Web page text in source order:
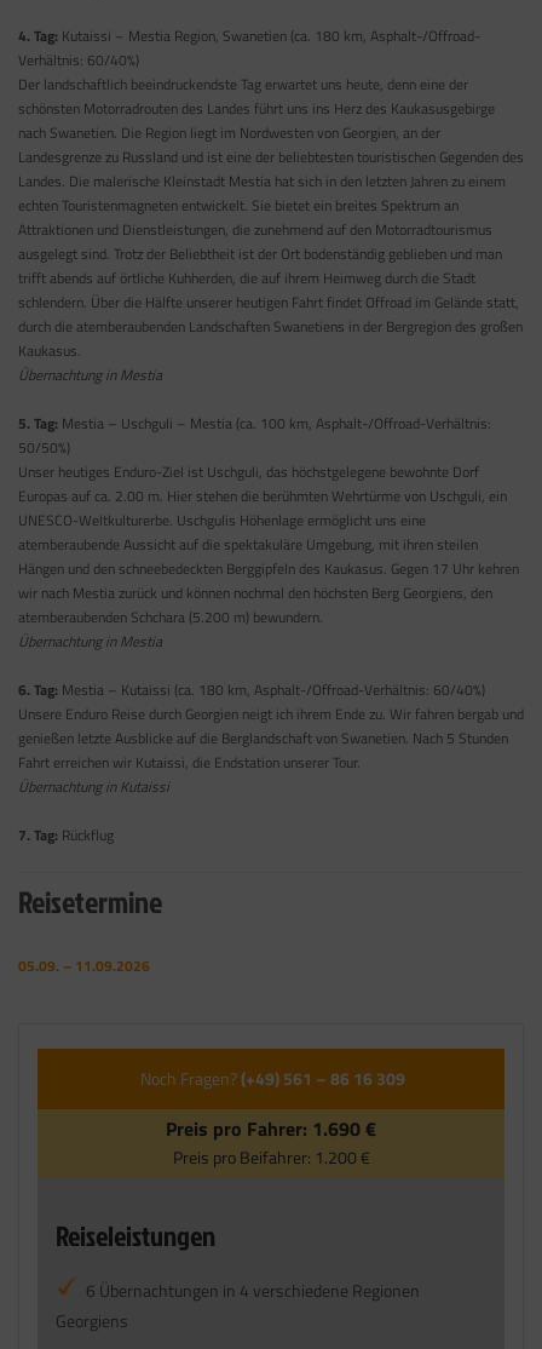
4. Tag: Kutaissi – Mestia Region, Swanetien (ca. 180 km, Asphalt-/Offroad-
Verhältnis: 60/40%)
Der landschaftlich beeindruckendste Tag erwartet uns heute, denn eine der
schönsten Motorradrouten des Landes führt uns ins Herz des Kaukasusgebirge
nach Swanetien. Die Region liegt im Nordwesten von Georgien, an der
Landesgrenze zu Russland und ist eine der beliebtesten touristischen Gegenden des
Landes. Die malerische Kleinstadt Mestia hat sich in den letzten Jahren zu einem
echten Touristenmagneten entwickelt. Sie bietet ein breites Spektrum an
Attraktionen und Dienstleistungen, die zunehmend auf den Motorradtourismus
ausgelegt sind. Trotz der Beliebtheit ist der Ort bodenständig geblieben und man
trifft abends auf örtliche Kuhherden, die auf ihrem Heimweg durch die Stadt
schlendern. Über die Hälfte unserer heutigen Fahrt findet Offroad im Gelände statt,
durch die atemberaubenden Landschaften Swanetiens in der Bergregion des großen
Kaukasus.
Übernachtung in Mestia
5. Tag: Mestia – Uschguli – Mestia (ca. 100 km, Asphalt-/Offroad-Verhältnis:
50/50%)
Unser heutiges Enduro-Ziel ist Uschguli, das höchstgelegene bewohnte Dorf
Europas auf ca. 2.00 m. Hier stehen die berühmten Wehrtürme von Uschguli, ein
UNESCO-Weltkulturerbe. Uschgulis Höhenlage ermöglicht uns eine
atemberaubende Aussicht auf die spektakuläre Umgebung, mit ihren steilen
Hängen und den schneebedeckten Berggipfeln des Kaukasus. Gegen 17 Uhr kehren
wir nach Mestia zurück und können nochmal den höchsten Berg Georgiens, den
atemberaubenden Schchara (5.200 m) bewundern.
Übernachtung in Mestia
6. Tag: Mestia – Kutaissi (ca. 180 km, Asphalt-/Offroad-Verhältnis: 60/40%)
Unsere Enduro Reise durch Georgien neigt ich ihrem Ende zu. Wir fahren bergab und
genießen letzte Ausblicke auf die Berglandschaft von Swanetien. Nach 5 Stunden
Fahrt erreichen wir Kutaissi, die Endstation unserer Tour.
Übernachtung in Kutaissi
7. Tag: Rückflug
Reisetermine
05.09. – 11.09.2026
Noch Fragen?(+49) 561 – 86 16 309
Preis pro Fahrer: 1.690 €
Preis pro Beifahrer: 1.200 €
Reiseleistungen
6 Übernachtungen in 4 verschiedene Regionen
Georgiens